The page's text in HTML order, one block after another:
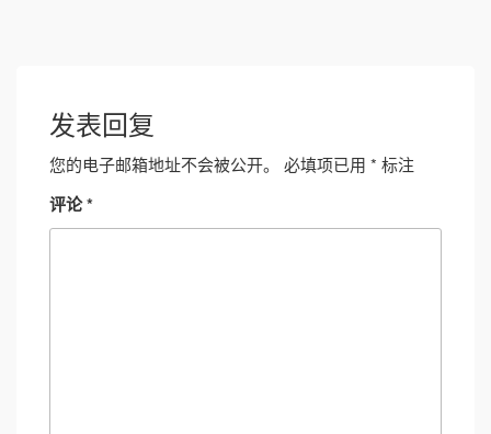
发表回复
您的电子邮箱地址不会被公开。 必填项已用 * 标注
评论*